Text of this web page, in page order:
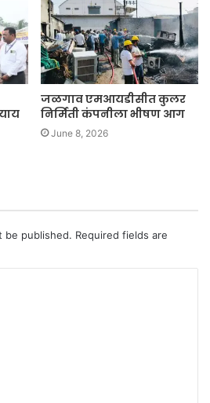
जळगाव एमआयडीसीत कुलर
निर्मिती कंपनीला भीषण आग
June 8, 2026
be published. Required fields are